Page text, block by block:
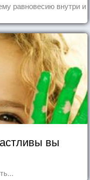
равновесию внутри и
вы